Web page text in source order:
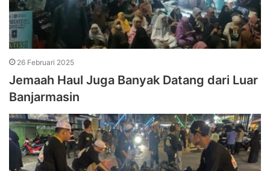
26 Februari 2025
Jemaah Haul Juga Banyak Datang dari Luar
Banjarmasin